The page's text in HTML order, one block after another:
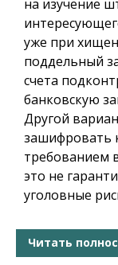
на изучение
уже при
поддельный
счета
банковскую
Другой
зашифровать
требованием
это не
уголовные
Читать